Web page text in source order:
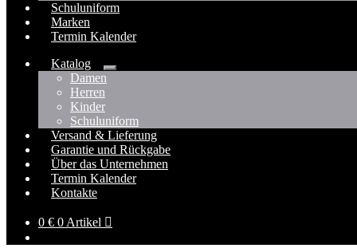
Schuluniform
Marken
Termin Kalender
Katalog
Untermenü
Damen
Herren
Kinder
Schuluniform
Versand & Lieferung
Garantie und Rückgabe
Über das Unternehmen
Termin Kalender
Kontakte
0 € 0 Artikel